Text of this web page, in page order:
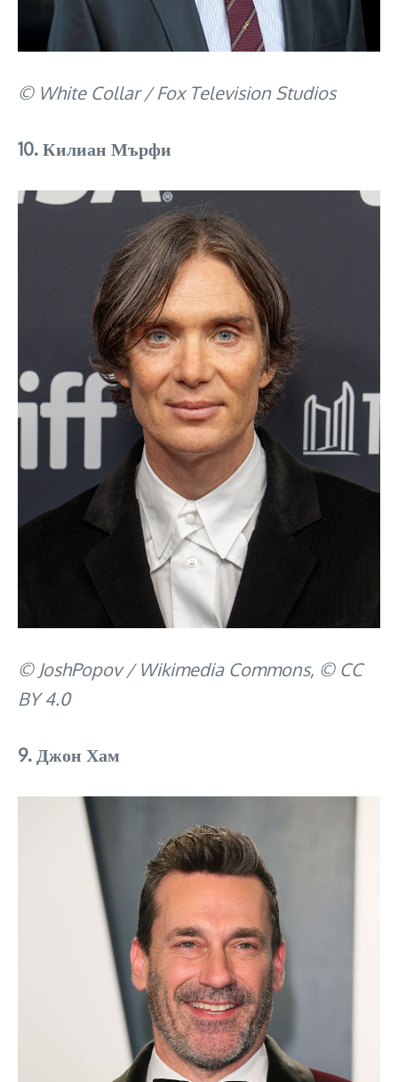
© White Collar / Fox Television Studios
10. Килиан Мърфи
© JoshPopov / Wikimedia Commons, © CC
BY 4.0
9. Джон Хам